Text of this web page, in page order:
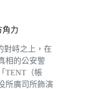
角力
對峙之上，在
相的公安警
TENT（帳
所廣司所飾演